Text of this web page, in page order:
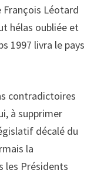
Léotard
hélas oubliée et
1997 livra le pays
contradictoires
à supprimer
décalé du
la
les Présidents